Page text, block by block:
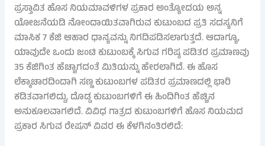
ಪ್ರಸ್ತಾವಿತ ಹೊಸ ನಿಯಮಾವಳಿಗಳ ಪ್ರಕಾರ ಅಂತ್ಯೋದಯ ಅನ್ನ
ಯೋಜನೆಯಡಿ ನೋಂದಾಯಿತವಾಗಿರುವ ಕುಟುಂಬದ ಪ್ರತಿ ಸದಸ್ಯನಿಗೆ
ಮಾಸಿಕ 7 ಕೆಜಿ ಆಹಾರ ಧಾನ್ಯವನ್ನು ನಿಗದಿಪಡಿಸಲಾಗುತ್ತದೆ. ಆದಾಗ್ಯೂ,
ಯಾವುದೇ ಒಂದು ಜಂಟಿ ಕುಟುಂಬಕ್ಕೆ ಸಿಗುವ ಗರಿಷ್ಠ ಪಡಿತರ ಪ್ರಮಾಣವು
35 ಕೆಜಿಗಿಂತ ಹೆಚ್ಚಾಗದಂತೆ ಮಿತಿಯನ್ನು ಹೇರಲಾಗಿದೆ. ಈ ಹೊಸ
ಲೆಕ್ಕಾಚಾರದಿಂದಾಗಿ ಸಣ್ಣ ಕುಟುಂಬಗಳ ಪಡಿತರ ಪ್ರಮಾಣದಲ್ಲಿ ಭಾರಿ
ಕಡಿತವಾಗಲಿದ್ದು, ದೊಡ್ಡ ಕುಟುಂಬಗಳಿಗೆ ಈ ಹಿಂದಿಗಿಂತ ಹೆಚ್ಚಿನ
ಅನುಕೂಲವಾಗಲಿದೆ. ವಿವಿಧ ಗಾತ್ರದ ಕುಟುಂಬಗಳಿಗೆ ಹೊಸ ನಿಯಮದ
ಪ್ರಕಾರ ಸಿಗುವ ರೇಷನ್ ವಿವರ ಈ ಕೆಳಗಿನಂತಿರಲಿದೆ: